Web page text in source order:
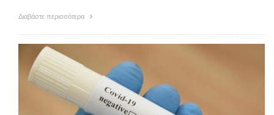
Διαβάστε περισσότερα